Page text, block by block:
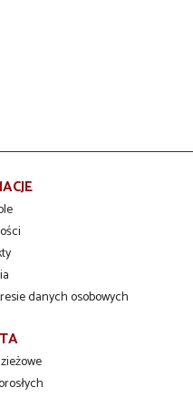
danych osobowych